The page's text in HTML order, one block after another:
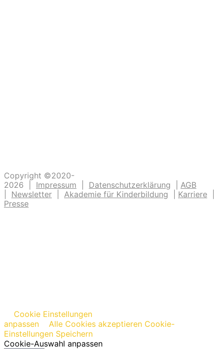
Copyright ©2020-
2026 | Impressum Datenschutzerklärung
AGB
Newsletter Akademie für Kinderbildung Karriere
Presse
Cookie Einstellungen
anpassen
Alle Cookies akzeptieren Cookie-
Einstellungen Speichern
Cookie-Auswahl anpassen